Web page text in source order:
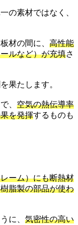
の素材ではなく、
材の間に、 高性能
ルなど）が充填さ
果たします。
、 空気の熱伝導率
を発揮するものも
ーム）にも断熱材
脂製の部品が使わ
に、 気密性の高い